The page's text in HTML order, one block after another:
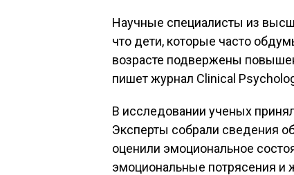
Научные специалисты из
что дети, которые часто
возрасте подвержены
пишет журнал Clinical
В исследовании ученых
Эксперты собрали сведения
оценили эмоциональное
эмоциональные потрясения и